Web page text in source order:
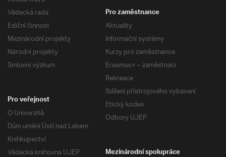
Vědecká rada
Ediční činnost
Mezinárodní projekty
Národní projekty
Smluvní výzkum
Pro zaměstnance
Aktuality
Informační systémy
Kurzy pro zaměstnance
Erasmus+ – zaměstnaci
Rekreace
Sdílení přístrojového vybavení
Etický kodex
Odbory UJEP
Pro veřejnost
O Univerzitě
Dům umění Ústí nad Labem
Knihkupectví
Vědecká knihovna UJEP
Mezinárodní spolupráce